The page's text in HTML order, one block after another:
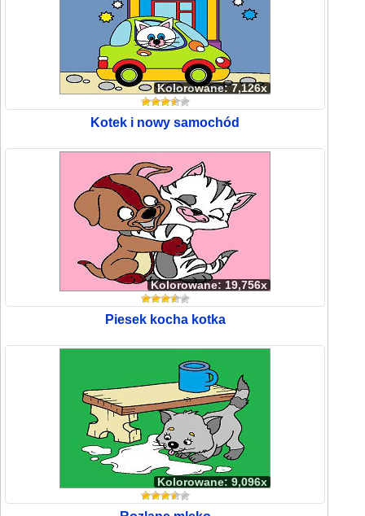
Kolorowane: 7,126x
Kotek i nowy samochód
Kolorowane: 19,756x
Piesek kocha kotka
Kolorowane: 9,096x